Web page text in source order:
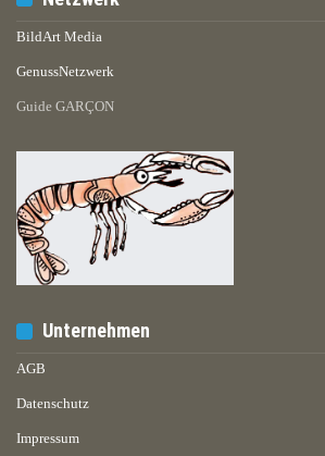
BildArt Media
GenussNetzwerk
Guide GARÇON
Unternehmen
AGB
Datenschutz
Impressum